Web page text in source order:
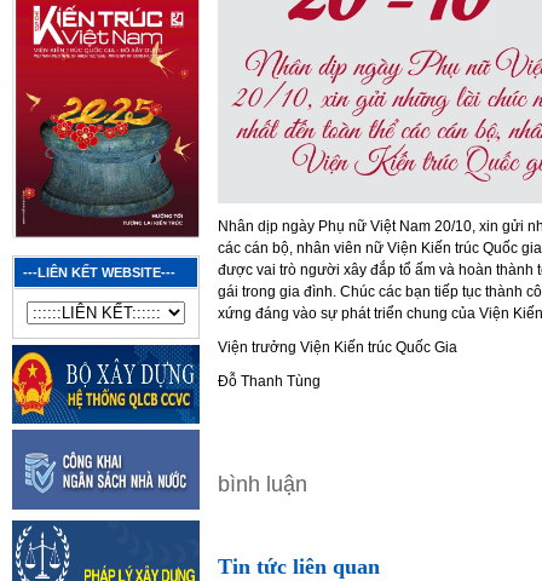
---LIÊN KẾT WEBSITE---
Nhân dịp ngày Phụ nữ Việt Nam 20/10, xin gửi
các cán bộ, nhân viên nữ Viện Kiến trúc Quốc
được vai trò người xây đắp tổ ấm và hoàn
gái trong gia đình. Chúc các bạn tiếp tục thành
xứng đáng vào sự phát triển chung của Viện
Viện trưởng Viện Kiến trúc Quốc Gia
Đỗ Thanh Tùng
bình luận
Tin tức liên quan